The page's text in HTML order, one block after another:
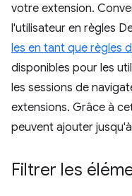
votre extension.
l'utilisateur en règles
les en tant que règles
disponibles pour les
les sessions de
extensions. Grâce à
peuvent ajouter
Filtrer les